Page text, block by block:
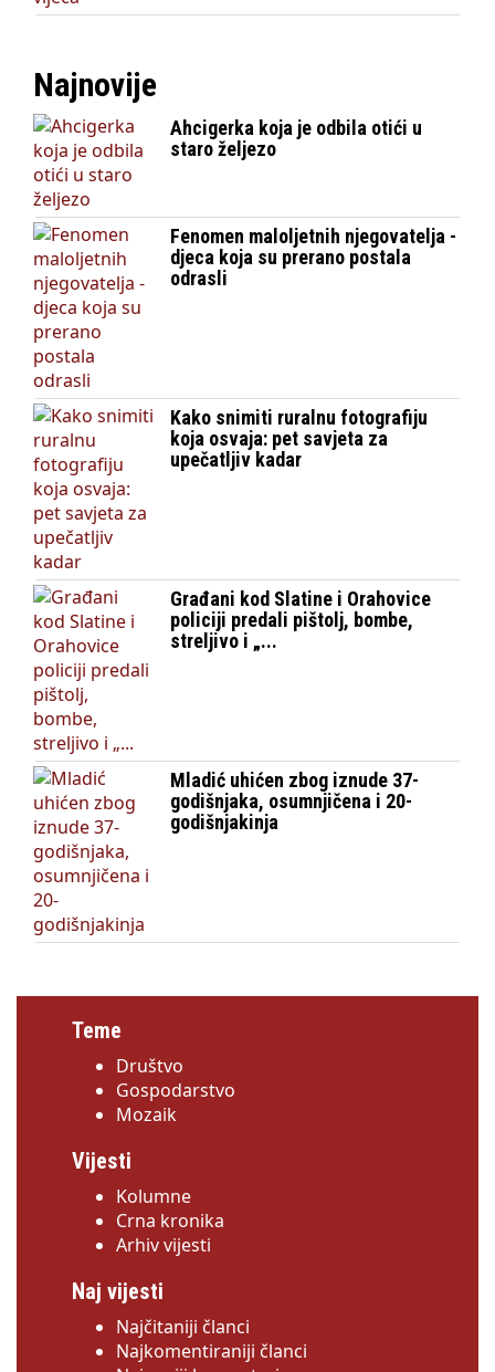
Najnovije
Ahcigerka koja je odbila otići u
staro željezo
Fenomen maloljetnih njegovatelja -
djeca koja su prerano postala
odrasli
Kako snimiti ruralnu fotografiju
koja osvaja: pet savjeta za
upečatljiv kadar
Građani kod Slatine i Orahovice
policiji predali pištolj, bombe,
streljivo i „...
Mladić uhićen zbog iznude 37-
godišnjaka, osumnjičena i 20-
godišnjakinja
Teme
Društvo
Gospodarstvo
Mozaik
Vijesti
Kolumne
Crna kronika
Arhiv vijesti
Naj vijesti
Najčitaniji članci
Najkomentiraniji članci